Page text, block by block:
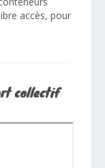
accès, pour